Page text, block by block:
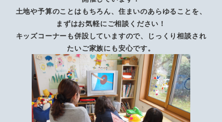
土地や予算のことはもちろん、住まいのあらゆることを、
まずはお気軽にご相談ください！
キッズコーナーも併設していますので、じっくり相談され
たいご家族にも安心です。